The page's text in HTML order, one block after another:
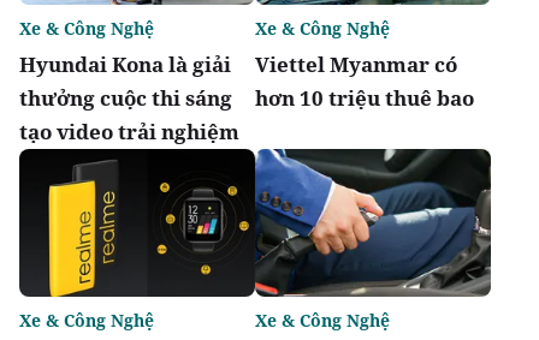
Hyundai Kona là giải
thưởng cuộc thi sáng
tạo video trải nghiệm
Xe & Công Nghệ
Viettel Myanmar có
hơn 10 triệu thuê bao
Xe & Công Nghệ
Xe & Công Nghệ Xe & Công Nghệ